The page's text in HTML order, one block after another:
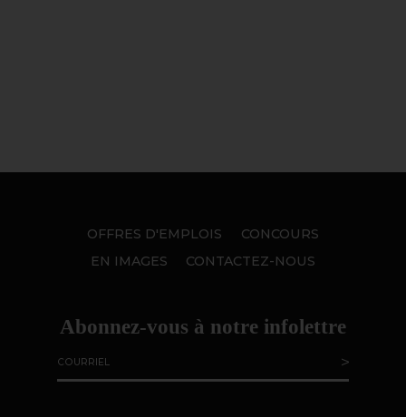
CONCOURS
OFFRES D'EMPLOIS
Abonnez-vous à notre infolettre
EN IMAGES CONTACTEZ-NOUS